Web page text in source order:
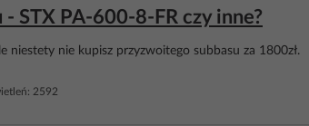
- STX PA-600-8-FR czy inne?
niestety nie kupisz przyzwoitego subbasu za 1800zł.
2592